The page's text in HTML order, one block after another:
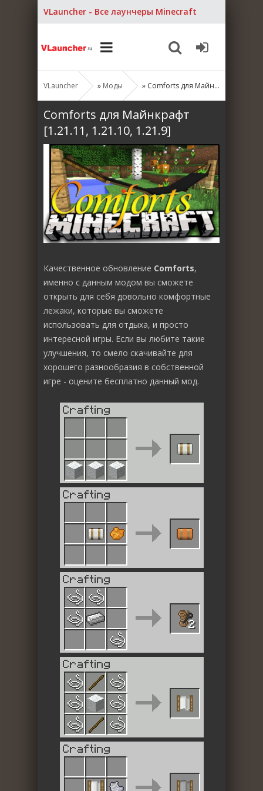
VLauncher - Все лаунчеры Minecraft
VLauncher » Моды » Comforts для Майнкрафт [1.21.11, 1.21.10, 1.21.9]
Comforts для Майнкрафт
[1.21.11, 1.21.10, 1.21.9]
Качественное обновление Comforts,
именно с данным модом вы сможете
открыть для себя довольно комфортные
лежаки, которые вы сможете
использовать для отдыха, и просто
интересной игры. Если вы любите такие
улучшения, то смело скачивайте для
хорошего разнообразия в собственной
игре - оцените бесплатно данный мод.